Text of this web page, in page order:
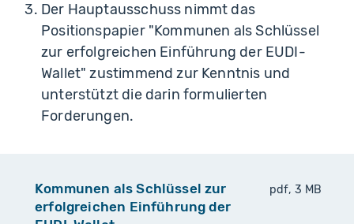
Der Hauptausschuss nimmt das
Positionspapier "Kommunen als Schlüssel
zur erfolgreichen Einführung der EUDI-
Wallet" zustimmend zur Kenntnis und
unterstützt die darin formulierten
Forderungen.
Kommunen als Schlüssel zur
erfolgreichen Einführung der
pdf, 3 MB